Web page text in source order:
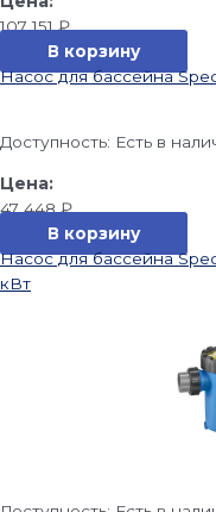
107 151₽
В корзину
Насос для бассейна
Доступность: Есть в
47 448₽
В корзину
Насос для бассейна
кВт